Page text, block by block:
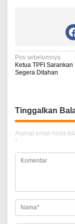
N
a
i
g
a
s
o
s
Pos sebelumnya
Ketua TPFI Sarankan
Segera Ditahan
Tinggalkan
Alamat email Anda
*